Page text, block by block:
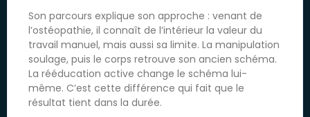
Son parcours explique son approche : venant de
l’ostéopathie, il connaît de l’intérieur la valeur du
travail manuel, mais aussi sa limite. La manipulation
soulage, puis le corps retrouve son ancien schéma.
La rééducation active change le schéma lui-
même. C’est cette différence qui fait que le
résultat tient dans la durée.